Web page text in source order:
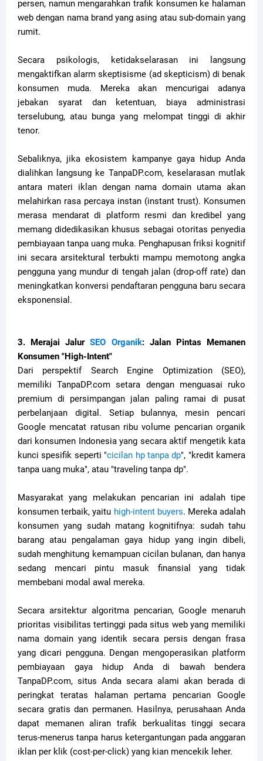
persen, namun mengarahkan trafik konsumen ke halaman
web dengan nama brand yang asing atau sub-domain yang
rumit.
Secara psikologis, ketidakselarasan ini langsung
mengaktifkan alarm skeptisisme (ad skepticism) di benak
konsumen muda. Mereka akan mencurigai adanya
jebakan syarat dan ketentuan, biaya administrasi
terselubung, atau bunga yang melompat tinggi di akhir
tenor.
Sebaliknya, jika ekosistem kampanye gaya hidup Anda
dialihkan langsung ke TanpaDP.com, keselarasan mutlak
antara materi iklan dengan nama domain utama akan
melahirkan rasa percaya instan (instant trust). Konsumen
merasa mendarat di platform resmi dan kredibel yang
memang didedikasikan khusus sebagai otoritas penyedia
pembiayaan tanpa uang muka. Penghapusan friksi kognitif
ini secara arsitektural terbukti mampu memotong angka
pengguna yang mundur di tengah jalan (drop-off rate) dan
meningkatkan konversi pendaftaran pengguna baru secara
eksponensial.
3. Merajai JalurSEO Organik: Jalan Pintas Memanen
Konsumen "High-Intent"
Dari perspektif Search Engine Optimization (SEO),
memiliki TanpaDP.com setara dengan menguasai ruko
premium di persimpangan jalan paling ramai di pusat
perbelanjaan digital. Setiap bulannya, mesin pencari
Google mencatat ratusan ribu volume pencarian organik
dari konsumen Indonesia yang secara aktif mengetik kata
kunci spesifik seperti "cicilan hp tanpa dp", "kredit kamera
tanpa uang muka", atau "traveling tanpa dp".
Masyarakat yang melakukan pencarian ini adalah tipe
konsumen terbaik, yaitu high-intent buyers. Mereka adalah
konsumen yang sudah matang kognitifnya: sudah tahu
barang atau pengalaman gaya hidup yang ingin dibeli,
sudah menghitung kemampuan cicilan bulanan, dan hanya
sedang mencari pintu masuk finansial yang tidak
membebani modal awal mereka.
Secara arsitektur algoritma pencarian, Google menaruh
prioritas visibilitas tertinggi pada situs web yang memiliki
nama domain yang identik secara persis dengan frasa
yang dicari pengguna. Dengan mengoperasikan platform
pembiayaan gaya hidup Anda di bawah bendera
TanpaDP.com, situs Anda secara alami akan berada di
peringkat teratas halaman pertama pencarian Google
secara gratis dan permanen. Hasilnya, perusahaan Anda
dapat memanen aliran trafik berkualitas tinggi secara
terus-menerus tanpa harus ketergantungan pada anggaran
iklan per klik (cost-per-click) yang kian mencekik leher.